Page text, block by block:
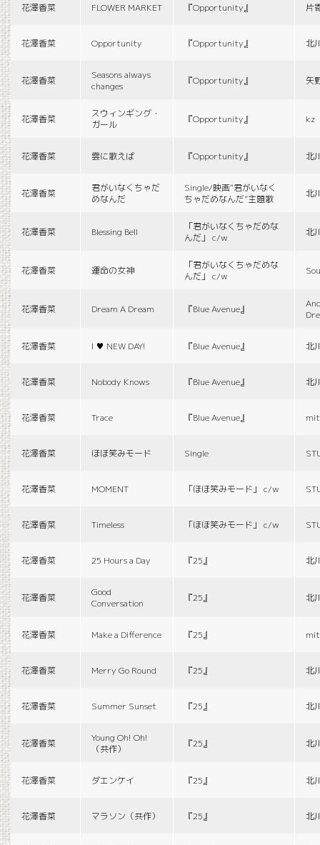
花澤香菜 FLOWER MARKET 『Opportunity』 片
花澤香菜 Opportunity 『Opportunity』 北
花澤香菜
Seasons always
changes
『Opportunity』 矢
花澤香菜
スウィンギング・
ガール
『Opportunity』 kz
花澤香菜 雲に歌えば 『Opportunity』 北
花澤香菜
君がいなくちゃだ
めなんだ
Single/映画“君がいなく
ちゃだめなんだ”主題歌
北
花澤香菜 Blessing Bell
「君がいなくちゃだめな
んだ」 c/w
北
花澤香菜 運命の女神
「君がいなくちゃだめな
んだ」 c/w
花澤香菜 Dream A Dream 『Blue Avenue』
花澤香菜 I ♥ NEW DAY! 『Blue Avenue』 北
花澤香菜 Nobody Knows 『Blue Avenue』 北
花澤香菜 Trace 『Blue Avenue』
花澤香菜 ほほ笑みモード Single
花澤香菜 MOMENT 「ほほ笑みモード」 c/w
花澤香菜 Timeless 「ほほ笑みモード」 c/w
花澤香菜 25 Hours a Day 『25』 北
花澤香菜
Good
Conversation
『25』 北
花澤香菜 Make a Difference 『25』
花澤香菜 Merry Go Round 『25』 北
花澤香菜 Summer Sunset 『25』 北
花澤香菜
Young Oh! Oh!
（共作）
『25』 北
花澤香菜 ダエンケイ 『25』 北
花澤香菜 マラソン（共作） 『25』 北